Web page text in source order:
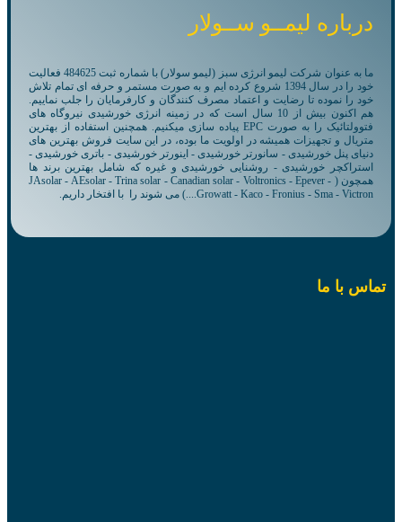
درباره لیمــو ســولار
ما به عنوان شرکت لیمو انرژی سبز (لیمو سولار) با شماره ثبت 484625 فعالیت
خود را در سال 1394 شروع کرده ایم و به صورت مستمر و حرفه ای تمام تلاش
خود را نموده تا رضایت و اعتماد مصرف کنندگان و کارفرمایان را جلب نماییم.
هم اکنون بیش از 10 سال است که در زمینه انرژی خورشیدی نیروگاه های
فتوولتائیک را به صورت EPC پیاده سازی میکنیم. همچنین استفاده از بهترین
متریال و تجهیزات همیشه در اولویت ما بوده، در این سایت فروش بهترین های
دنیای پنل خورشیدی - سانورتر خورشیدی - اینورتر خورشیدی - باتری خورشیدی -
استراکچر خورشیدی - روشنایی خورشیدی و غیره که شامل بهترین برند ها
همچون ( JAsolar - AEsolar - Trina solar - Canadian solar - Voltronics - Epever -
Growatt - Kaco - Fronius - Sma - Victron....) می شوند را با افتخار داریم.
تماس با ما